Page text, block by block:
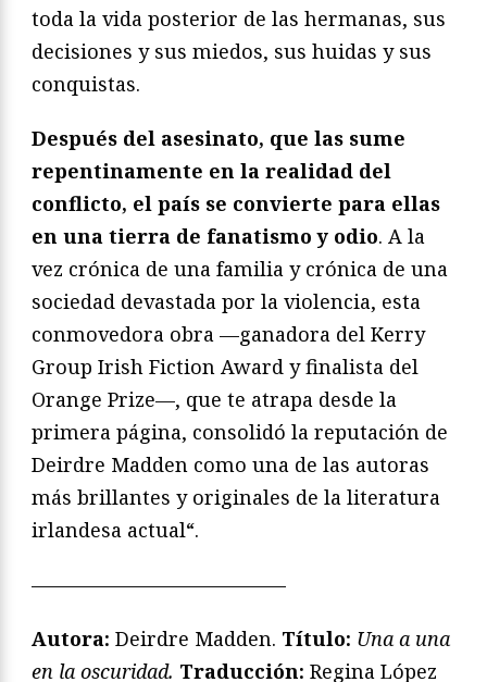
toda la vida posterior de las hermanas, sus
decisiones y sus miedos, sus huidas y sus
conquistas.
Después del asesinato, que las sume
repentinamente en la realidad del
conflicto, el país se convierte para ellas
en una tierra de fanatismo y odio. A la
vez crónica de una familia y crónica de una
sociedad devastada por la violencia, esta
conmovedora obra —ganadora del Kerry
Group Irish Fiction Award y finalista del
Orange Prize—, que te atrapa desde la
primera página, consolidó la reputación de
Deirdre Madden como una de las autoras
más brillantes y originales de la literatura
irlandesa actual“.
—————————————
Autora: Deirdre Madden. Título: Una a una
en la oscuridad. Traducción: Regina López